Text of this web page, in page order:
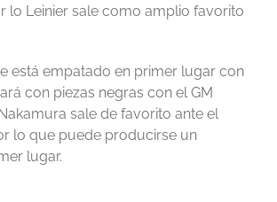
lo Leinier sale como amplio favorito
está empatado en primer lugar con
con piezas negras con el GM
sale de favorito ante el
lo que puede producirse un
lugar.